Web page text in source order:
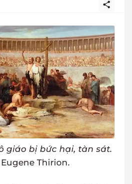
giáo bị bức hại, tàn sát.
Thirion.